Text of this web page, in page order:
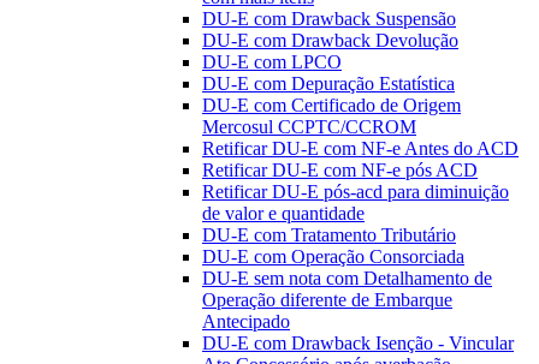
DU-E com Drawback Suspensão
DU-E com Drawback Devolução
DU-E com LPCO
DU-E com Depuração Estatística
DU-E com Certificado de Origem
Mercosul CCPTC/CCROM
Retificar DU-E com NF-e Antes do ACD
Retificar DU-E com NF-e pós ACD
Retificar DU-E pós-acd para diminuição
de valor e quantidade
DU-E com Tratamento Tributário
DU-E com Operação Consorciada
DU-E sem nota com Detalhamento de
Operação diferente de Embarque
Antecipado
DU-E com Drawback Isenção - Vincular